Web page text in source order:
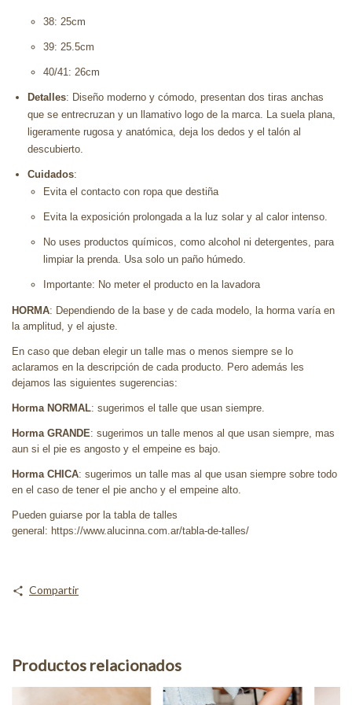
38: 25cm
39: 25.5cm
40/41: 26cm
Detalles: Diseño moderno y cómodo, presentan dos tiras anchas
que se entrecruzan y un llamativo logo de la marca. La suela plana,
ligeramente rugosa y anatómica, deja los dedos y el talón al
descubierto.
Cuidados:
Evita el contacto con ropa que destiña
Evita la exposición prolongada a la luz solar y al calor intenso.
No uses productos químicos, como alcohol ni detergentes, para
limpiar la prenda. Usa solo un paño húmedo.
Importante: No meter el producto en la lavadora
HORMA: Dependiendo de la base y de cada modelo, la horma varía en
la amplitud, y el ajuste.
En caso que deban elegir un talle mas o menos siempre se lo
aclaramos en la descripción de cada producto. Pero además les
dejamos las siguientes sugerencias:
Horma NORMAL: sugerimos el talle que usan siempre.
Horma GRANDE: sugerimos un talle menos al que usan siempre, mas
aun si el pie es angosto y el empeine es bajo.
Horma CHICA: sugerimos un talle mas al que usan siempre sobre todo
en el caso de tener el pie ancho y el empeine alto.
Pueden guiarse por la tabla de talles
general: https://www.alucinna.com.ar/tabla-de-talles/
Compartir
Productos relacionados